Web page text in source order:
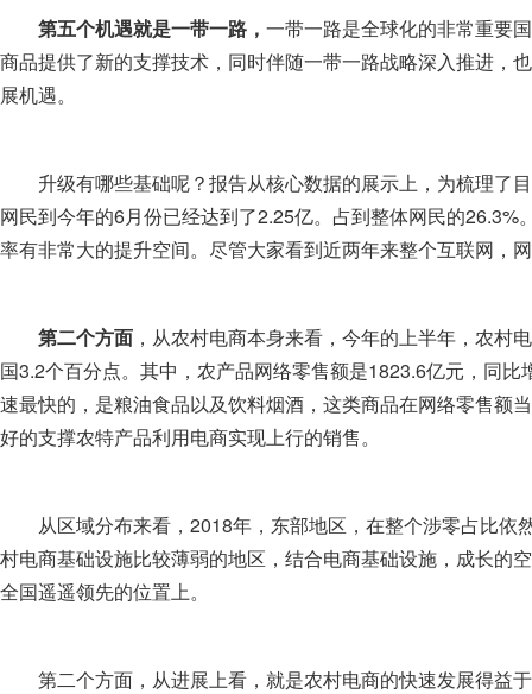
第五个机遇就是一带一路， 一带一路是全球化的非常重要
商品提供了新的支撑技术，同时伴随一带一路战略深入推进，
展机遇。
升级有哪些基础呢？报告从核心数据的展示上，为梳理了
网民到今年的6月份已经达到了2.25亿。占到整体网民的
率有非常大的提升空间。尽管大家看到近两年来整个互联网，
第二个方面 ，从农村电商本身来看，今年的上半年，农
国3.2个百分点。其中，农产品网络零售额是1823.6亿元，同
速最快的，是粮油食品以及饮料烟酒，这类商品在网络零售额
好的支撑农特产品利用电商实现上行的销售。
从区域分布来看，2018年，东部地区，在整个涉零占比
村电商基础设施比较薄弱的地区，结合电商基础设施，成长的
全国遥遥领先的位置上。
第二个方面，从进展上看，就是农村电商的快速发展得益